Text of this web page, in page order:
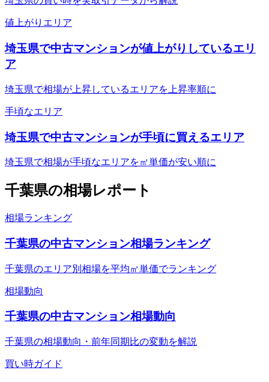
値上がりエリア
埼玉県で中古マンションが値上がりしているエリ
ア
埼玉県で相場が上昇しているエリアを上昇率順に
手頃なエリア
埼玉県で中古マンションが手頃に買えるエリア
埼玉県で相場が手頃なエリアを㎡単価が安い順に
千葉県の相場レポート
相場ランキング
千葉県の中古マンション相場ランキング
千葉県のエリア別相場を平均㎡単価でランキング
相場動向
千葉県の中古マンション相場動向
千葉県の相場動向・前年同期比の変動を解説
買い時ガイド